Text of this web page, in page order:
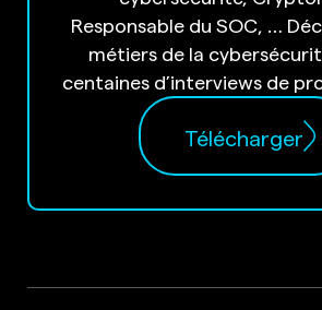
Responsable du SOC, …
métiers de la
centaines d’interviews de
Télécharger